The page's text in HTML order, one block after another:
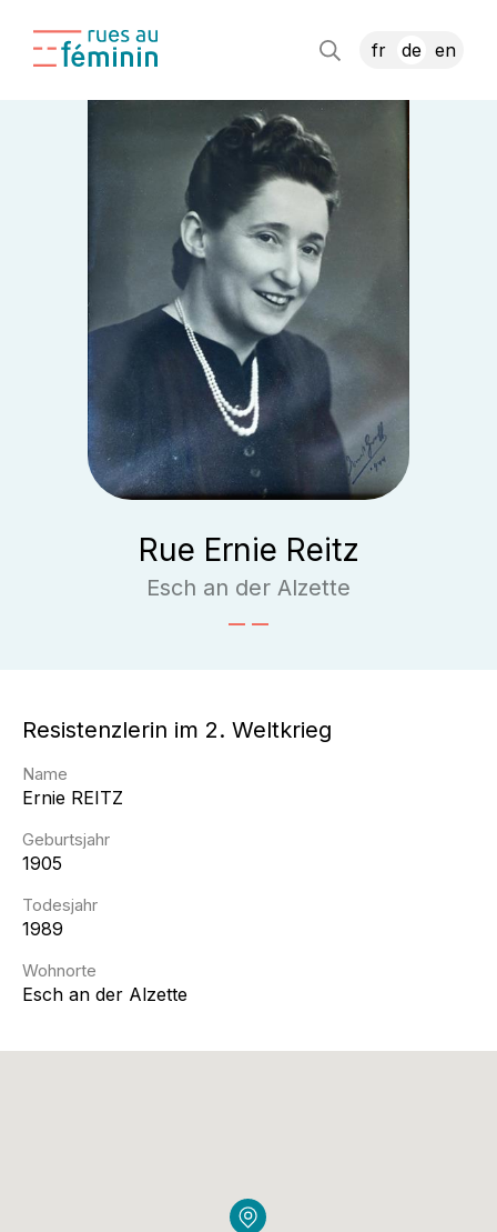
fr de en
Rue Ernie Reitz
Esch an der Alzette
Resistenzlerin im 2. Weltkrieg
Name
Ernie REITZ
Geburtsjahr
1905
Todesjahr
1989
Wohnorte
Esch an der Alzette